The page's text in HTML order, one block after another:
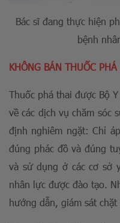
Bác sĩ đang thực hiện
bệnh
KHÔNG BÁN THUỐC
Thuốc phá thai được Bộ
về các dịch vụ chăm sóc
định nghiêm ngặt: Chỉ
đúng phác đồ và đúng
và sử dụng ở các cơ sở
nhân lực được đào tạo.
hướng dẫn, giám sát